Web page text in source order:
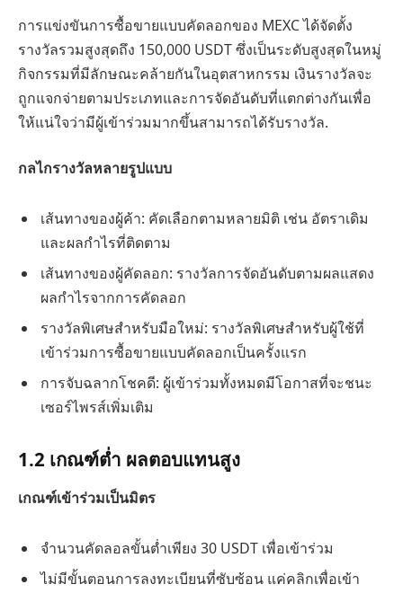
การแข่งขันการซื้อขายแบบคัดลอกของ MEXC ได้จัดตั้ง
รางวัลรวมสูงสุดถึง 150,000 USDT ซึ่งเป็นระดับสูงสุดในหมู่
กิจกรรมที่มีลักษณะคล้ายกันในอุตสาหกรรม เงินรางวัลจะ
ถูกแจกจ่ายตามประเภทและการจัดอันดับที่แตกต่างกันเพื่อ
ให้แน่ใจว่ามีผู้เข้าร่วมมากขึ้นสามารถได้รับรางวัล.
กลไกรางวัลหลายรูปแบบ
เส้นทางของผู้ค้า: คัดเลือกตามหลายมิติ เช่น อัตราเดิม
และผลกำไรที่ติดตาม
เส้นทางของผู้คัดลอก: รางวัลการจัดอันดับตามผลแสดง
ผลกำไรจากการคัดลอก
รางวัลพิเศษสำหรับมือใหม่: รางวัลพิเศษสำหรับผู้ใช้ที่
เข้าร่วมการซื้อขายแบบคัดลอกเป็นครั้งแรก
การจับฉลากโชคดี: ผู้เข้าร่วมทั้งหมดมีโอกาสที่จะชนะ
เซอร์ไพรส์เพิ่มเติม
1.2 เกณฑ์ต่ำ ผลตอบแทนสูง
เกณฑ์เข้าร่วมเป็นมิตร
จำนวนคัดลอลขั้นต่ำเพียง 30 USDT เพื่อเข้าร่วม
ไม่มีขั้นตอนการลงทะเบียนที่ซับซ้อน แค่คลิกเพื่อเข้า